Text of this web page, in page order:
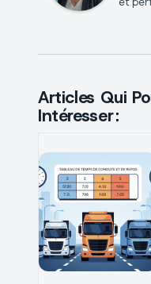
Articles Qui
Intéresser :